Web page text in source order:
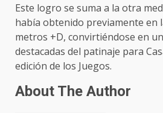
Este logro se suma a la otra
había obtenido previamente en
metros +D, convirtiéndose en
destacadas del patinaje para
edición de los Juegos.
About The Author